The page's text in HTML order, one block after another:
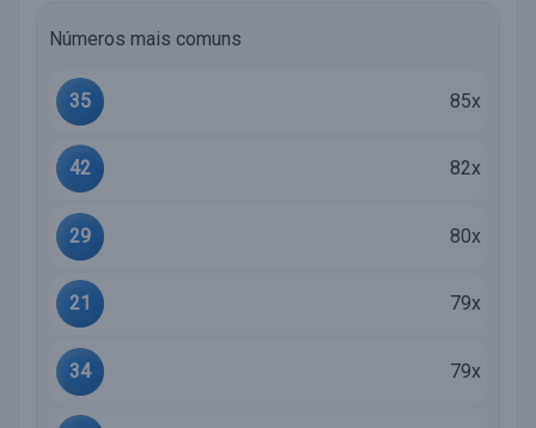
Números mais comuns
35 85x
42 82x
29 80x
21 79x
34 79x